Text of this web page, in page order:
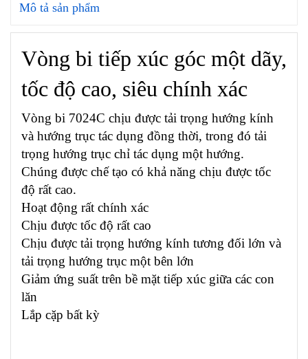
Mô tả sản phẩm
Vòng bi tiếp xúc góc một dãy,
tốc độ cao, siêu chính xác
Vòng bi 7024C chịu được tải trọng hướng kính
và hướng trục tác dụng đồng thời, trong đó tải
trọng hướng trục chỉ tác dụng một hướng.
Chúng được chế tạo có khả năng chịu được tốc
độ rất cao.
Hoạt động rất chính xác
Chịu được tốc độ rất cao
Chịu được tải trọng hướng kính tương đối lớn và
tải trọng hướng trục một bên lớn
Giảm ứng suất trên bề mặt tiếp xúc giữa các con
lăn
Lắp cặp bất kỳ